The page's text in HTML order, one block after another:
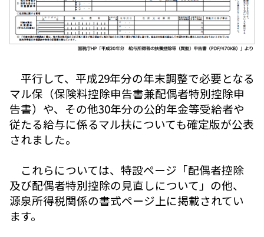
平行して、平成29年分の年末調整で必要となる
マル保（保険料控除申告書兼配偶者特別控除申
告書）や、その他30年分の公的年金等受給者や
従たる給与に係るマル扶についても確定版が公表
されました。
これらについては、特設ページ「配偶者控除
及び配偶者特別控除の見直しについて」の他、
源泉所得税関係の書式ページ上に掲載されてい
ます。